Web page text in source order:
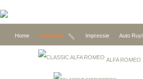
Home Verwacht Impressie Auto Ruyl
ALFA ROMEO